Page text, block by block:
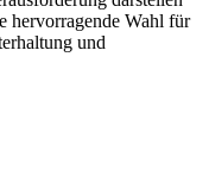
hervorragende Wahl für
und